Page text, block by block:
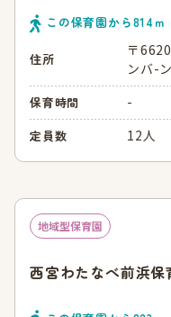
この保育園から814 ｍ
住所
〒
ンバ-
保育時間 -
定員数 12人
地域型保育園
西宮わたなべ前浜保